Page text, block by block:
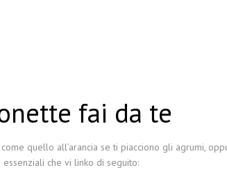
fai da te
quello all’arancia se ti piacciono gli agrumi,
che vi linko di seguito: